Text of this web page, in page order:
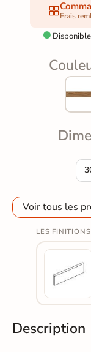
Frais

Voir tous les
LES
Description